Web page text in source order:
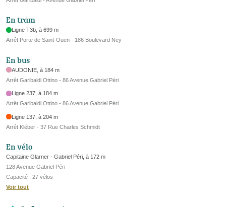
En tram
Ligne T3b, à 699 m
Arrêt Porte de Saint-Ouen - 186 Boulevard Ney
En bus
AUDONIE, à 184 m
Arrêt Garibaldi Ottino - 86 Avenue Gabriel Péri
Ligne 237, à 184 m
Arrêt Garibaldi Ottino - 86 Avenue Gabriel Péri
Ligne 137, à 204 m
Arrêt Kléber - 37 Rue Charles Schmidt
En vélo
Capitaine Glarner - Gabriel Péri, à 172 m
128 Avenue Gabriel Péri
Capacité : 27 vélos
Voir tout